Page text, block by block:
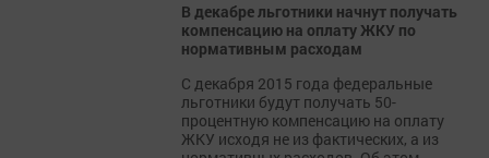
В декабре льготники начнут получать
компенсацию на оплату ЖКУ по
нормативным расходам
С декабря 2015 года федеральные
льготники будут получать 50-
процентную компенсацию на оплату
ЖКУ исходя не из фактических, а из